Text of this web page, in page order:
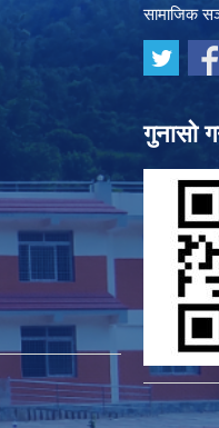
सामाजिक
गुनासो